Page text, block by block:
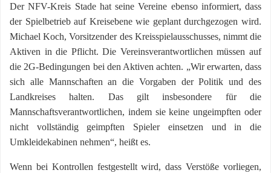
Der NFV-Kreis Stade hat seine Vereine ebenso informiert, dass
der Spielbetrieb auf Kreisebene wie geplant durchgezogen wird.
Michael Koch, Vorsitzender des Kreisspielausschusses, nimmt die
Aktiven in die Pflicht. Die Vereinsverantwortlichen müssen auf
die 2G-Bedingungen bei den Aktiven achten. „Wir erwarten, dass
sich alle Mannschaften an die Vorgaben der Politik und des
Landkreises halten. Das gilt insbesondere für die
Mannschaftsverantwortlichen, indem sie keine ungeimpften oder
nicht vollständig geimpften Spieler einsetzen und in die
Umkleidekabinen nehmen“, heißt es.
Wenn bei Kontrollen festgestellt wird, dass Verstöße vorliegen,